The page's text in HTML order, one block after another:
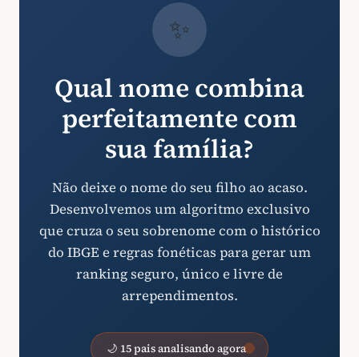
✨
Qual nome combina
perfeitamente com
sua família?
Não deixe o nome do seu filho ao acaso.
Desenvolvemos um algoritmo exclusivo
que cruza o seu sobrenome com o histórico
do IBGE e regras fonéticas para gerar um
ranking seguro, único e livre de
arrependimentos.
🌙 15 pais analisando agora